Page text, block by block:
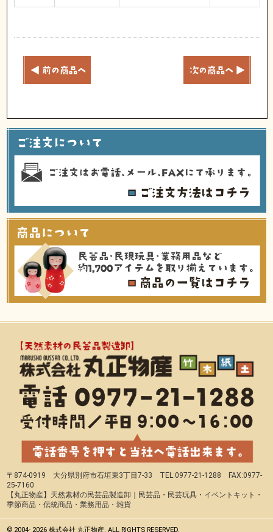
〒874-0919 大分県別府市石垣東3丁目7-33 TEL:0977-21-1288 FAX:0977-
25-7160
【丸正物産】天然素材の民芸品製造卸｜民芸品・民芸玩具・イベントキット・
季節商品・伝統商品・業務用品・雑貨
© 2004- 2026 株式会社 丸正物産. ALL RIGHTS RESERVED.